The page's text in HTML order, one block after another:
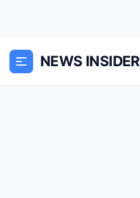
NEWS INSIDER